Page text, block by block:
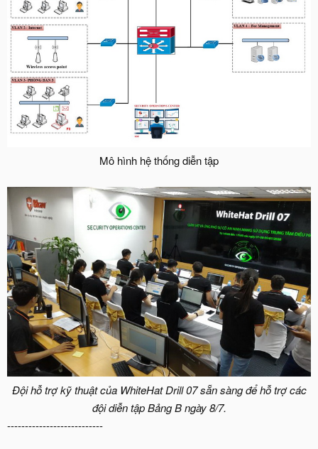
Mô hình hệ thống diễn tập​
Đội hỗ trợ kỹ thuật của WhiteHat Drill 07 sẵn sàng để hỗ trợ các
đội diễn tập Bảng B ngày 8/7.
---------------------------